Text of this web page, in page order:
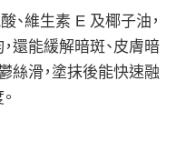
維生素 E 及椰子油，
還能緩解暗斑、皮膚暗
絲滑，塗抹後能快速融